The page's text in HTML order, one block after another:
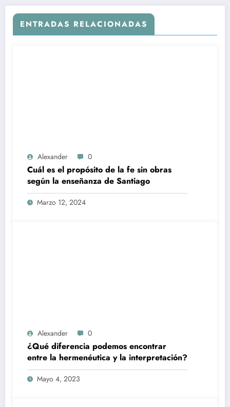
ENTRADAS RELACIONADAS
Alexander 0
Cuál es el propósito de la fe sin obras
según la enseñanza de Santiago
Marzo 12, 2024
Alexander 0
¿Qué diferencia podemos encontrar
entre la hermenéutica y la interpretación?
Mayo 4, 2023